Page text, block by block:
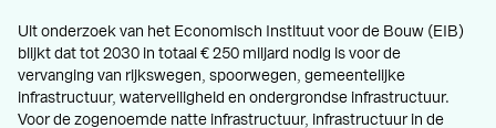
Uit onderzoek van het Economisch Instituut voor de Bouw (EIB)
blijkt dat tot 2030 in totaal € 250 miljard nodig is voor de
vervanging van rijkswegen, spoorwegen, gemeentelijke
infrastructuur, waterveiligheid en ondergrondse infrastructuur.
Voor de zogenoemde natte infrastructuur, infrastructuur in de